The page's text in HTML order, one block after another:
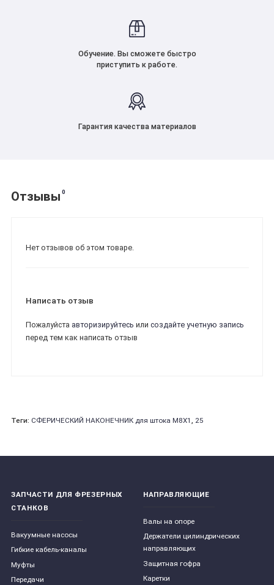
Обучение. Вы сможете быстро
приступить к работе.
Гарантия качества материалов
Отзывы 0
Нет отзывов об этом товаре.
Написать отзыв
Пожалуйста авторизируйтесь или создайте учетную запись
перед тем как написать отзыв
Теги: СФЕРИЧЕСКИЙ НАКОНЕЧНИК для штока M8Х1 , 25
ЗАПЧАСТИ ДЛЯ ФРЕЗЕРНЫХ
СТАНКОВ
Вакуумные насосы
Гибкие кабель-каналы
Муфты
Передачи
НАПРАВЛЯЮЩИЕ
Валы на опоре
Держатели цилиндрических
направляющих
Защитная гофра
Каретки